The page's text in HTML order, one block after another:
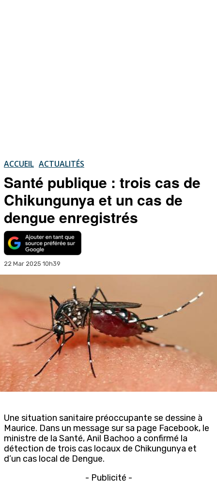
ACCUEIL ACTUALITÉS
Santé publique : trois cas de
Chikungunya et un cas de
dengue enregistrés
22 Mar 2025 10h39
Une situation sanitaire préoccupante se dessine à
Maurice. Dans un message sur sa page Facebook, le
ministre de la Santé, Anil Bachoo a confirmé la
détection de trois cas locaux de Chikungunya et
d’un cas local de Dengue.
- Publicité -